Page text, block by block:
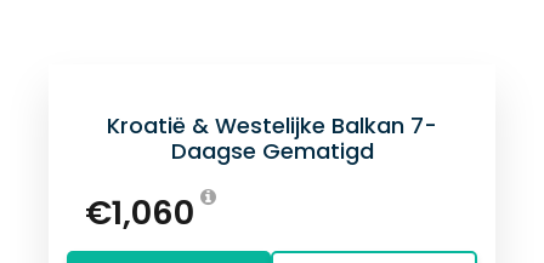
Kroatië & Westelijke Balkan 7-
Daagse Gematigd
€1,060